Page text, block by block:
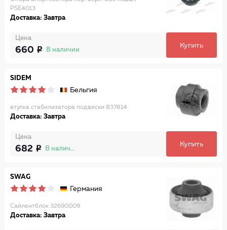
PSE4013
Доставка: Завтра
Цена
660 В наличии
Купить
SIDEM
Бельгия
втулка стабилизатора подвески 837814
Доставка: Завтра
Цена
682 В наличии
Купить
SWAG
Германия
Сайлентблок 32690009
Доставка: Завтра